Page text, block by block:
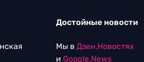
Достойные новости
Мы в Дзен.Новостях
и Google.News